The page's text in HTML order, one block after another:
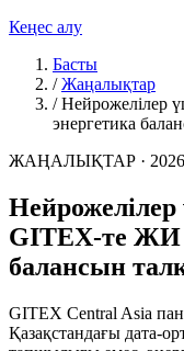
Кеңес алу
Басты
/ Жаңалықтар
/ Нейрожелілер
энергетика
ЖАҢАЛЫҚТАР ·
Нейрожелілер
GITEX-те ЖИ
балансын
GITEX Central Asia
Қазақстандағы дата-